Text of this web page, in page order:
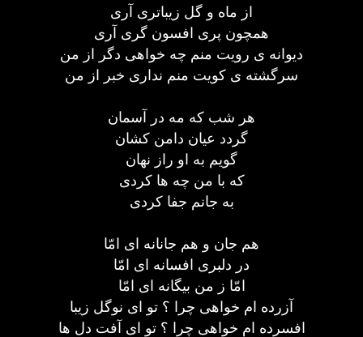
از ماه و گل زیباتری آری
همچون پری افسون گری آری
دیوانه ی رویت منم چه خواهی دگر از من
سرگشته ی کویت منم نداری خبر از من
هر شب که مه در آسمان
گردد عیان دامن کشان
گویم به او راز نهان
که با من چه ها کردی
به جانم جفا کردی
هم جان و هم جانانه ای امّا
در دلبری افسانه ای امّا
امّا ز من بیگانه ای امّا
آزرده ام خواهی چرا ؟ تو ای نوگل زیبا
افسرده ام خواهی چرا ؟ تو ای آفت دل ها